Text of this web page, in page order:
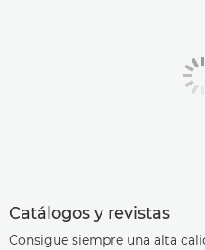
Catálogos y revistas
Consigue siempre una alta